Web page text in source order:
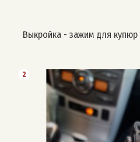
Выкройка - зажим для купюр
2